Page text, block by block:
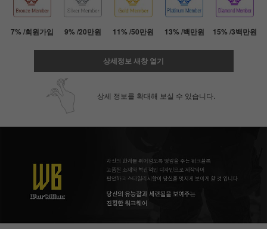
페이코 ID로 페
7% /회원가입 9% /20만원 11% /50만원 13% /백만원 15% /3백만원
상세정보 새창 열기
상세 정보를 확대해 보실 수 있습니다.